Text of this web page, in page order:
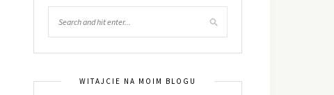
WITAJCIE NA MOIM BLOGU